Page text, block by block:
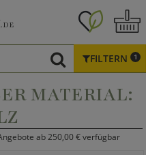
.DE
FILTERN 1
MATERIAL:
ab 250,00 € verfügbar